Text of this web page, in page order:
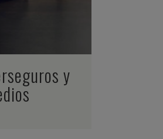
y